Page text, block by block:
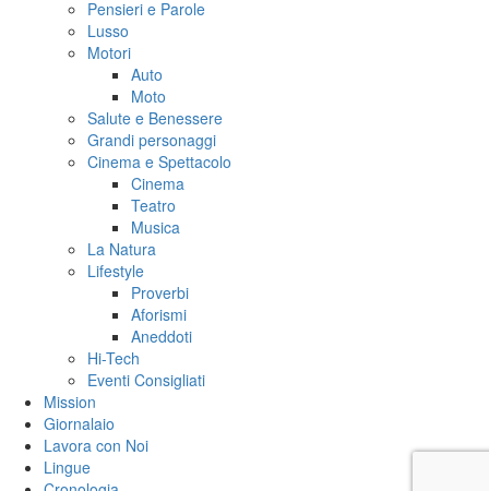
Pensieri e Parole
Lusso
Motori
Auto
Moto
Salute e Benessere
Grandi personaggi
Cinema e Spettacolo
Cinema
Teatro
Musica
La Natura
Lifestyle
Proverbi
Aforismi
Aneddoti
Hi-Tech
Eventi Consigliati
Mission
Giornalaio
Lavora con Noi
Lingue